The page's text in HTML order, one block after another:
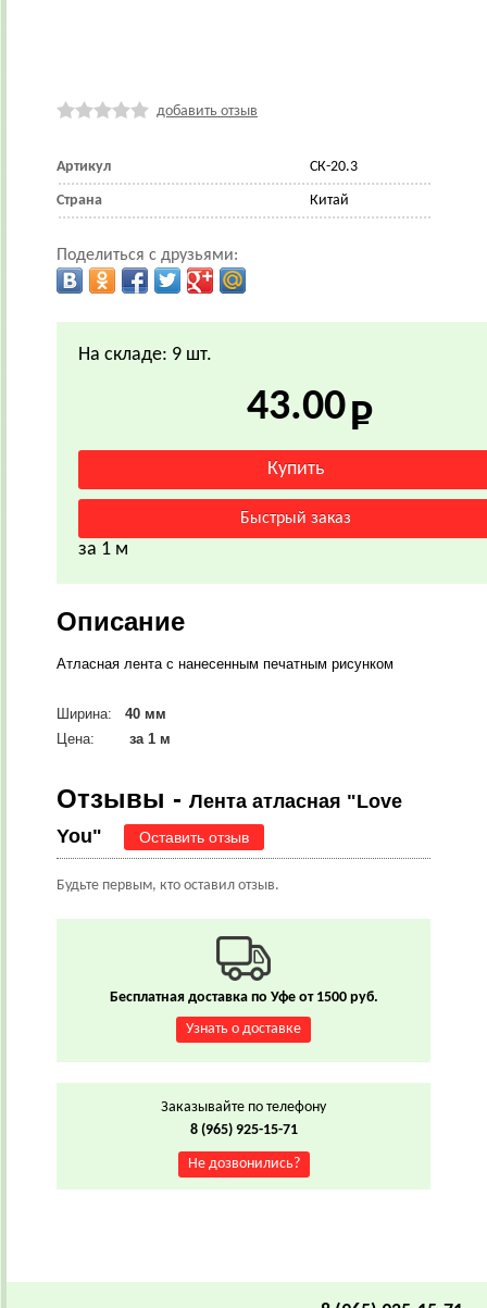
добавить отзыв
Артикул СК-20.3
Страна Китай
Поделиться с друзьями:
На складе: 9 шт.
43.00
за 1 м
Описание
Атласная лента с нанесенным печатным рисунком
Ширина:
40 мм
Цена: за 1 м
Отзывы - Лента атласная "Love
You"
Оставить отзыв
Будьте первым, кто оставил отзыв.
Бесплатная доставка по Уфе от 1500 руб.
Узнать о доставке
Заказывайте по телефону
8 (965) 925-15-71
Не дозвонились?